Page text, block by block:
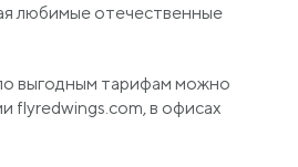
любимые отечественные
выгодным тарифам можно
flyredwings.com, в офисах